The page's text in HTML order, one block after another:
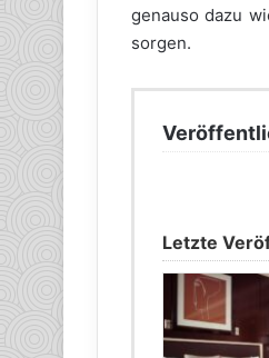
genauso dazu
sorgen.
Letzte